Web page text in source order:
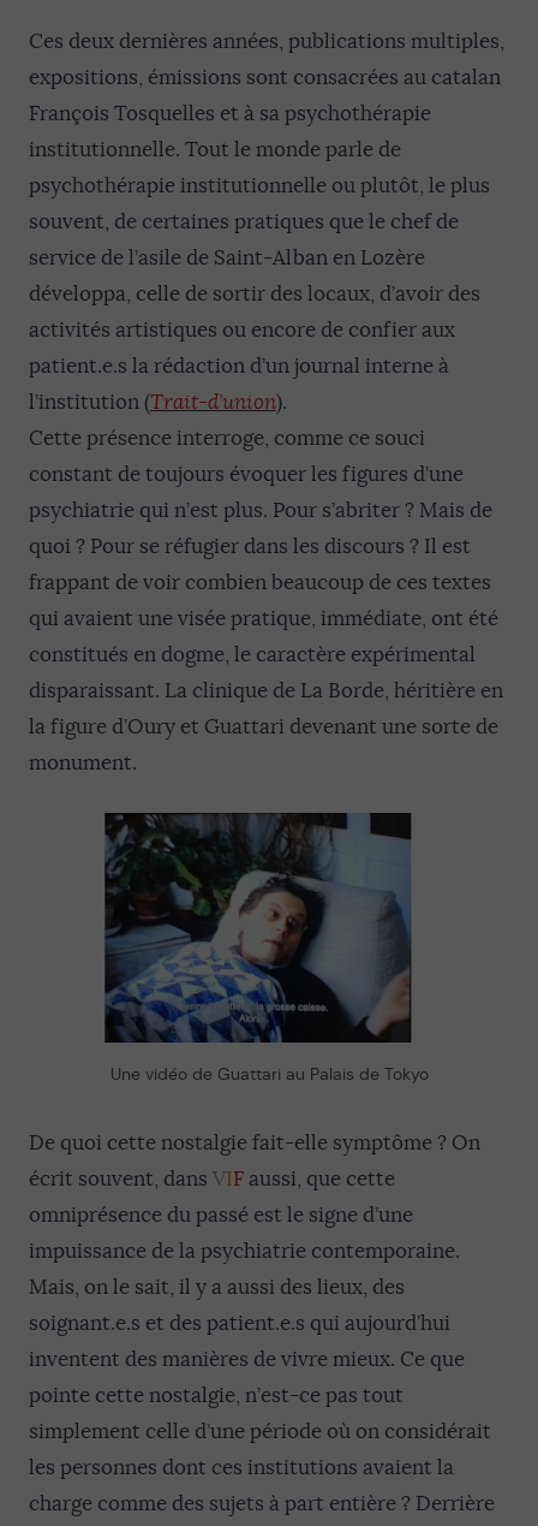
Ces deux dernières années, publications multiples,
expositions, émissions sont consacrées au catalan
François Tosquelles et à sa psychothérapie
institutionnelle. Tout le monde parle de
psychothérapie institutionnelle ou plutôt, le plus
souvent, de certaines pratiques que le chef de
service de l’asile de Saint-Alban en Lozère
développa, celle de sortir des locaux, d’avoir des
activités artistiques ou encore de confier aux
patient.e.s la rédaction d’un journal interne à
l’institution (Trait-d’union).
Cette présence interroge, comme ce souci
constant de toujours évoquer les figures d’une
psychiatrie qui n’est plus. Pour s’abriter ? Mais de
quoi ? Pour se réfugier dans les discours ? Il est
frappant de voir combien beaucoup de ces textes
qui avaient une visée pratique, immédiate, ont été
constitués en dogme, le caractère expérimental
disparaissant. La clinique de La Borde, héritière en
la figure d’Oury et Guattari devenant une sorte de
monument.
Une vidéo de Guattari au Palais de Tokyo
De quoi cette nostalgie fait-elle symptôme ? On
écrit souvent, dans VIF aussi, que cette
omniprésence du passé est le signe d’une
impuissance de la psychiatrie contemporaine.
Mais, on le sait, il y a aussi des lieux, des
soignant.e.s et des patient.e.s qui aujourd’hui
inventent des manières de vivre mieux. Ce que
pointe cette nostalgie, n’est-ce pas tout
simplement celle d’une période où on considérait
les personnes dont ces institutions avaient la
charge comme des sujets à part entière ? Derrière